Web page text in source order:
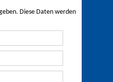
Diese Daten werden